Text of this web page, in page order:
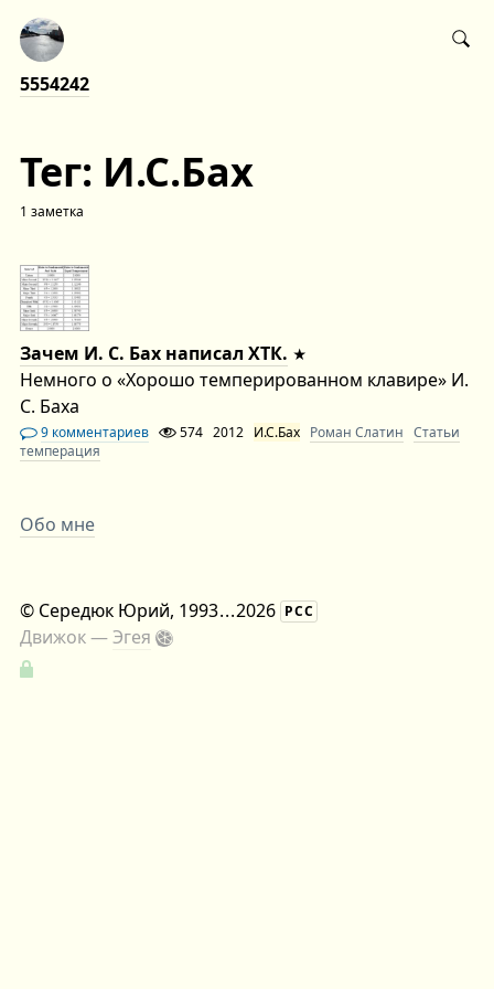
5554242
Тег: И.С.Бах
1 заметка
Зачем И. С. Бах написал ХТК.
Немного о «Хорошо темперированном клавире» И.
С. Баха
9 комментариев 574 2012 И.С.Бах Роман Слатин Статьи
темперация
Обо мне
© Середюк Юрий, 1993...2026 РСС
Движок —Эгея